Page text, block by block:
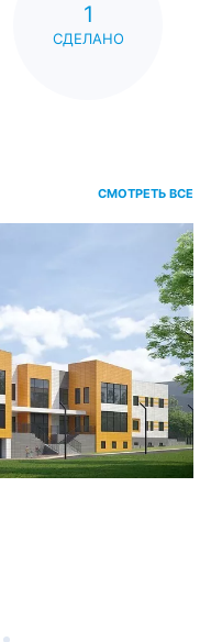
1
СДЕЛАНО
СМОТРЕТЬ ВСЕ